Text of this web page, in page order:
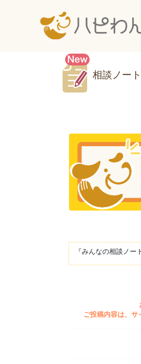
相談ノート
『みんなの相談ノー
ご投稿内容は、サ